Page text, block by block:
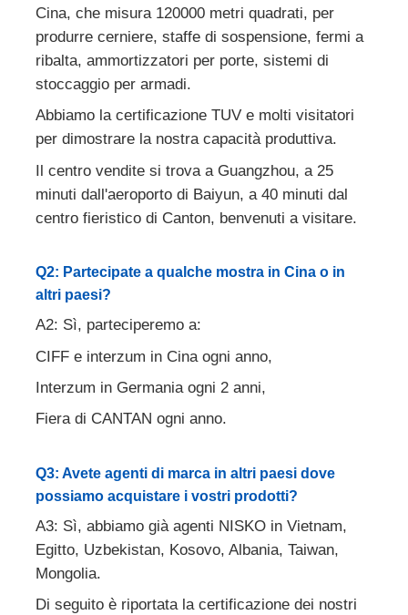
Cina, che misura 120000 metri quadrati, per
produrre cerniere, staffe di sospensione, fermi a
ribalta, ammortizzatori per porte, sistemi di
stoccaggio per armadi.
Abbiamo la certificazione TUV e molti visitatori
per dimostrare la nostra capacità produttiva.
Il centro vendite si trova a Guangzhou, a 25
minuti dall'aeroporto di Baiyun, a 40 minuti dal
centro fieristico di Canton, benvenuti a visitare.
Q2: Partecipate a qualche mostra in Cina o in
altri paesi?
A2: Sì, parteciperemo a:
CIFF e interzum in Cina ogni anno,
Interzum in Germania ogni 2 anni,
Fiera di CANTAN ogni anno.
Q3: Avete agenti di marca in altri paesi dove
possiamo acquistare i vostri prodotti?
A3: Sì, abbiamo già agenti NISKO in Vietnam,
Egitto, Uzbekistan, Kosovo, Albania, Taiwan,
Mongolia.
Di seguito è riportata la certificazione dei nostri